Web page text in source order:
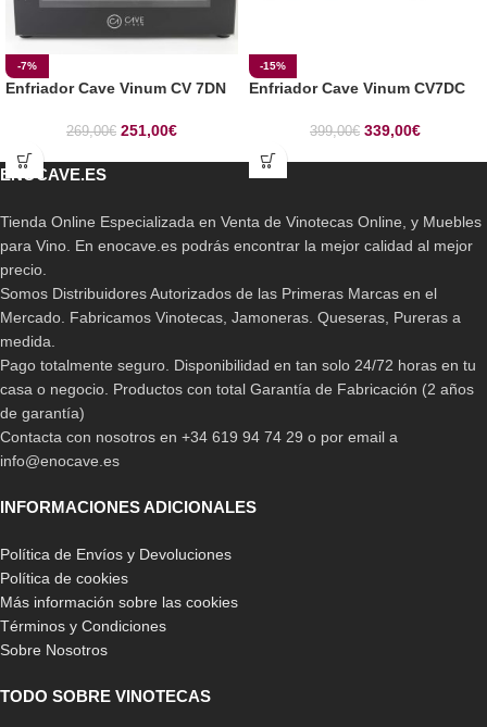
-7%
Enfriador Cave Vinum CV 7DN
269,00€ 251,00€
-15%
Enfriador Cave Vinum CV7DC
399,00€ 339,00€
ENOCAVE.ES
Tienda Online Especializada en Venta de Vinotecas Online, y Muebles
para Vino. En enocave.es podrás encontrar la mejor calidad al mejor
precio.
Somos Distribuidores Autorizados de las Primeras Marcas en el
Mercado. Fabricamos Vinotecas, Jamoneras. Queseras, Pureras a
medida.
Pago totalmente seguro. Disponibilidad en tan solo 24/72 horas en tu
casa o negocio. Productos con total Garantía de Fabricación (2 años
de garantía)
Contacta con nosotros en +34 619 94 74 29 o por email a
info@enocave.es
INFORMACIONES ADICIONALES
Política de Envíos y Devoluciones
Política de cookies
Más información sobre las cookies
Términos y Condiciones
Sobre Nosotros
TODO SOBRE VINOTECAS